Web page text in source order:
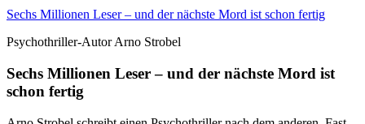
Sechs Millionen Leser – und der nächste Mord ist schon fertig
Psychothriller-Autor Arno Strobel
Sechs Millionen Leser – und der nächste Mord ist
schon fertig